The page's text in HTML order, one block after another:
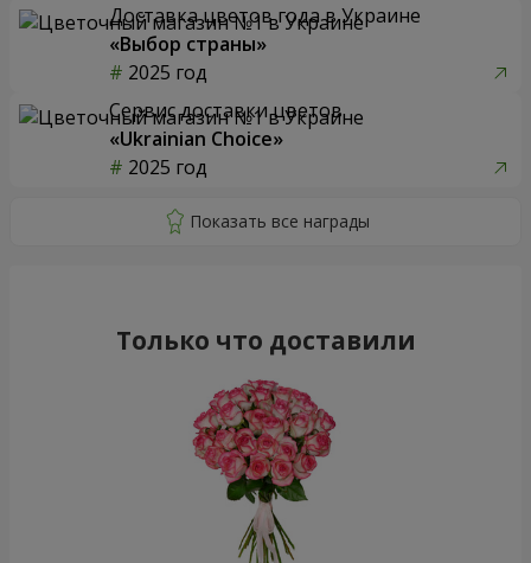
Доставка цветов года в Украине
«Выбор страны»
2025 год
Сервис доставки цветов
«Ukrainian Choice»
2025 год
Только что доставили